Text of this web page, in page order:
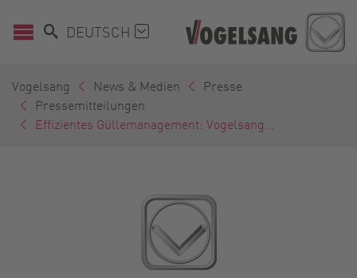
DEUTSCH
Vogelsang News & Medien
Presse
Pressemitteilungen
Effizientes Güllemanagement: Vogelsang...